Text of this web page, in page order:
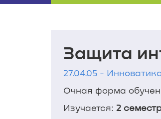
Защита
27.04.05 -
Очная форма
Изучается: 2